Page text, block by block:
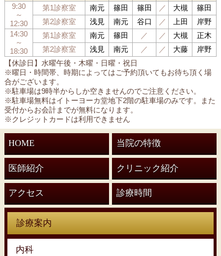
【休診日】水曜午後・木曜・日曜・祝日
※曜日・時間帯、時期によってはご予約頂いてもお待ち頂く場
合がございます。
※駐車場は9時半からしか空きませんのでご注意ください。
※駐車場無料はイトーヨーカ堂地下2階の駐車場のみです。また
受付からお会計までが無料になります。
※クレジットカードは利用できません
9:30
～
12:30
第1診察室 南元 篠田 篠田 ／ 大槻
篠田
第2診察室
浅見 南元 谷口 ／ 上田
岸野
14:30
～
18:30
第1診察室 南元 篠田 ／ ／ 大槻
正木
第2診察室
浅見 南元 ／ ／ 大藤 岸野
HOME 当院の特徴
医師紹介 クリニック紹介
アクセス 診療時間
診療案内
内科